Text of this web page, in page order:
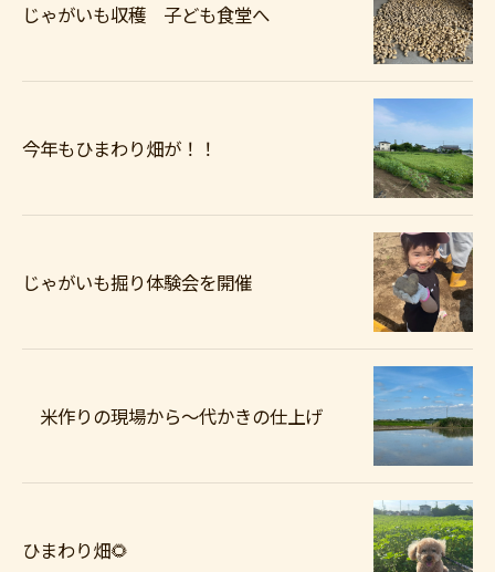
じゃがいも収穫 子ども食堂へ
今年もひまわり畑が！！
じゃがいも掘り体験会を開催
米作りの現場から〜代かきの仕上げ
ひまわり畑🌻